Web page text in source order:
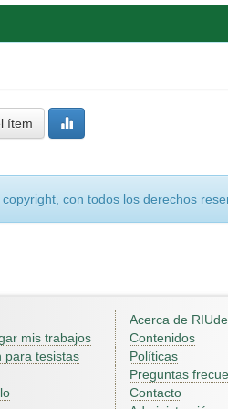
ítem
con todos los derechos
mis trabajos
para tesistas
Acerca de
Contenidos
Políticas
Preguntas
Contacto